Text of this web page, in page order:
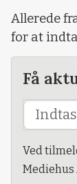
Allerede
for at
Få
Ved